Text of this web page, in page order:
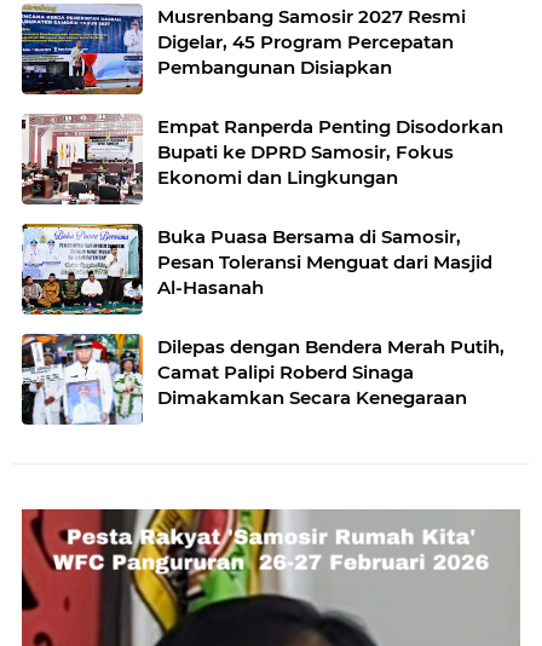
Musrenbang Samosir 2027 Resmi
Digelar, 45 Program Percepatan
Pembangunan Disiapkan
Empat Ranperda Penting Disodorkan
Bupati ke DPRD Samosir, Fokus
Ekonomi dan Lingkungan
Buka Puasa Bersama di Samosir,
Pesan Toleransi Menguat dari Masjid
Al-Hasanah
Dilepas dengan Bendera Merah Putih,
Camat Palipi Roberd Sinaga
Dimakamkan Secara Kenegaraan